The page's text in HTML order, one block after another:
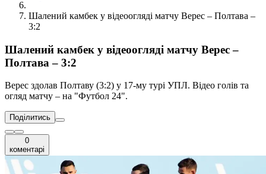
Шалений камбек у відеоогляді матчу Верес – Полтава –
3:2
Шалений камбек у відеоогляді матчу Верес –
Полтава – 3:2
Верес здолав Полтаву (3:2) у 17-му турі УПЛ. Відео голів та
огляд матчу – на "Футбол 24".
Поділитись
0
коментарі